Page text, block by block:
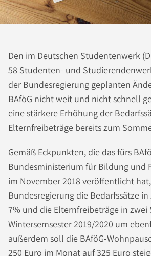
Den im Deutschen Studentenwerk
58 Studenten- und
der Bundesregierung geplanten
BAföG nicht weit und nicht schnell
eine stärkere Erhöhung der
Elternfreibeträge bereits zum
Gemäß Eckpunkten, die das fürs
Bundesministerium für Bildung und
im November 2018 veröffentlicht
Bundesregierung die Bedarfssätze
7% und die Elternfreibeträge in zwei
Wintersemsester 2019/2020 um
außerdem soll die BAföG-
250 Euro im Monat auf 325 Euro